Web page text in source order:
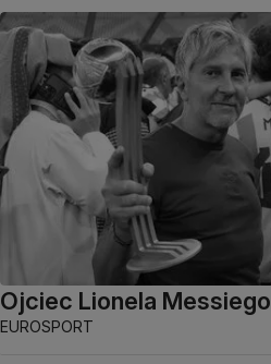
Ojciec Lionela
EUROSPORT